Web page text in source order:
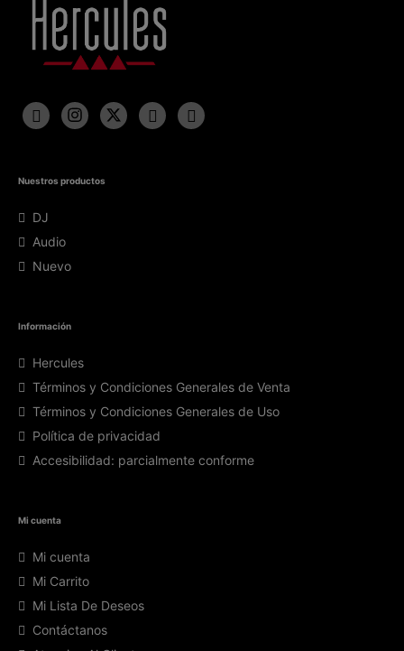
Nuestros productos
DJ
Audio
Nuevo
Información
Hercules
Términos y Condiciones Generales de Venta
Términos y Condiciones Generales de Uso
Política de privacidad
Accesibilidad: parcialmente conforme
Mi cuenta
Mi cuenta
Mi Carrito
Mi Lista De Deseos
Contáctanos